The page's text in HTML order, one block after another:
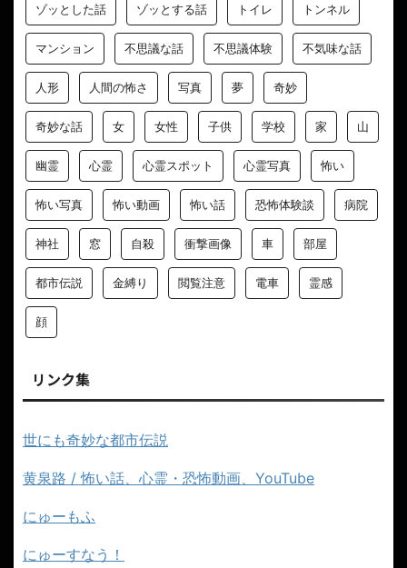
ゾッとした話 ゾッとする話 トイレ トンネル
マンション 不思議な話 不思議体験 不気味な話
人形 人間の怖さ 写真 夢 奇妙
奇妙な話 女 女性 子供 学校 家 山
幽霊 心霊 心霊スポット 心霊写真 怖い
怖い写真 怖い動画 怖い話 恐怖体験談 病院
神社 窓 自殺 衝撃画像 車 部屋
都市伝説 金縛り 閲覧注意 電車 霊感
顔
リンク集
世にも奇妙な都市伝説
黄泉路 / 怖い話、心霊・恐怖動画、YouTube
にゅーもふ
にゅーすなう！